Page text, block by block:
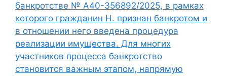
банкротстве № А40-356892/2025, в рамках
которого гражданин Н. признан банкротом и
в отношении него введена процедура
реализации имущества. Для многих
участников процесса банкротство
становится важным этапом, напрямую